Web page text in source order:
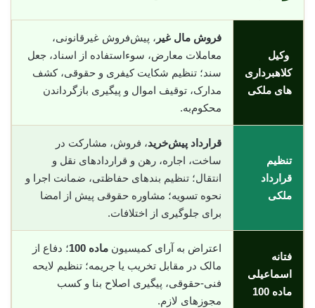
وکیل
کلاهبرداری
های ملکی
فروش مال غیر ، پیش‌فروش غیرقانونی،
معاملات معارض، سوء‌استفاده از اسناد، جعل
سند؛ تنظیم شکایت کیفری و حقوقی، کشف
مدارک، توقیف اموال و پیگیری بازگرداندن
محکوم‌به.
تنظیم
قرارداد
ملکی
قرارداد پیش‌خرید، فروش، مشارکت در
ساخت، اجاره، رهن و قراردادهای نقل و
انتقال؛ تنظیم بندهای حفاظتی، ضمانت اجرا و
نحوه تسویه؛ مشاوره حقوقی پیش از امضا
برای جلوگیری از اختلافات.
فتانه
اسماعیلی
ماده 100
اعتراض به آرای کمیسیون ماده 100
؛ دفاع از
مالک در مقابل تخریب یا جریمه؛ تنظیم لایحه
فنی-حقوقی، پیگیری اصلاح بنا و کسب
مجوزهای لازم.